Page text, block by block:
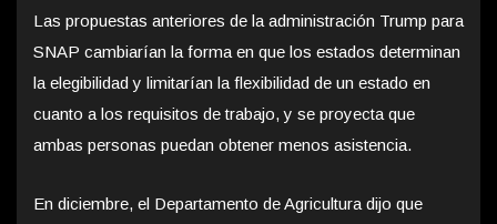
Las propuestas anteriores de la administración Trump para
SNAP cambiarían la forma en que los estados determinan
la elegibilidad y limitarían la flexibilidad de un estado en
cuanto a los requisitos de trabajo, y se proyecta que
ambas personas puedan obtener menos asistencia.
En diciembre, el Departamento de Agricultura dijo que